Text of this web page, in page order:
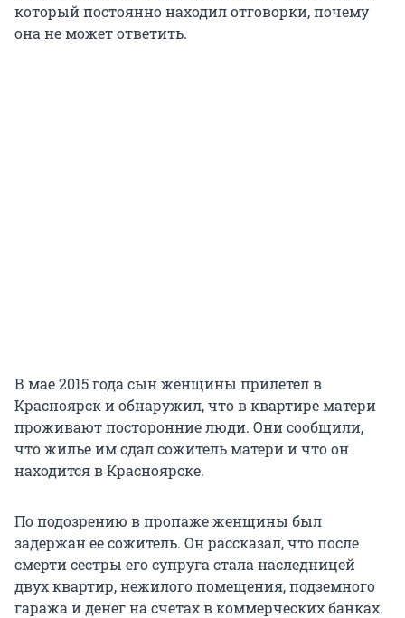
который постоянно находил отговорки, почему
она не может ответить.
В мае 2015 года сын женщины прилетел в
Красноярск и обнаружил, что в квартире матери
проживают посторонние люди. Они сообщили,
что жилье им сдал сожитель матери и что он
находится в Красноярске.
По подозрению в пропаже женщины был
задержан ее сожитель. Он рассказал, что после
смерти сестры его супруга стала наследницей
двух квартир, нежилого помещения, подземного
гаража и денег на счетах в коммерческих банках.